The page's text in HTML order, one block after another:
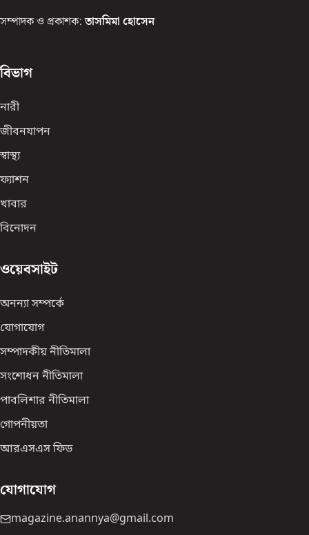
সম্পাদক ও প্রকাশক: তাসমিমা হোসেন
বিভাগ
নারী
জীবনযাপন
স্বাস্থ্য
ফ্যাশন
খাবার
বিনোদন
ওয়েবসাইট
অনন্যা সম্পর্কে
যোগাযোগ
সম্পাদকীয় নীতিমালা
সংশোধন নীতিমালা
পাবলিশার নীতিমালা
গোপনীয়তা
আরএসএস ফিড
যোগাযোগ
magazine.anannya@gmail.com